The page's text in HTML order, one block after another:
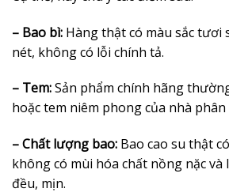
– Bao bì: Hàng thật có màu sắc tươi
nét, không có lỗi chính tả.
– Tem:Sản phẩm chính hãng
hoặc tem niêm phong của nhà
– Chất lượng bao: Bao cao su thật
không có mùi hóa chất nồng nặc
đều, mịn.